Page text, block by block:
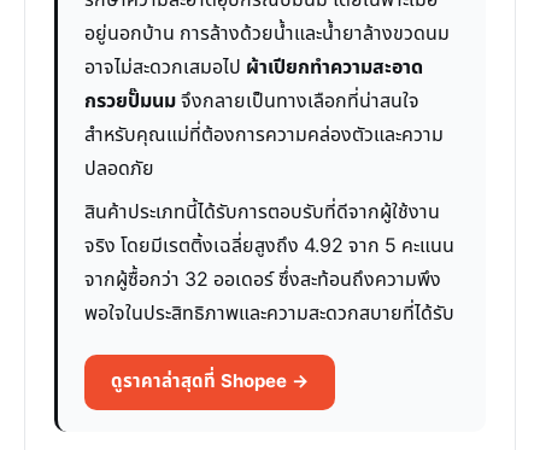
อยู่นอกบ้าน การล้างด้วยน้ำและน้ำยาล้างขวดนม
อาจไม่สะดวกเสมอไป ผ้าเปียกทำความสะอาด
กรวยปั๊มนมจึงกลายเป็นทางเลือกที่น่าสนใจ
สำหรับคุณแม่ที่ต้องการความคล่องตัวและความ
ปลอดภัย
สินค้าประเภทนี้ได้รับการตอบรับที่ดีจากผู้ใช้งาน
จริง โดยมีเรตติ้งเฉลี่ยสูงถึง 4.92 จาก 5 คะแนน
จากผู้ซื้อกว่า 32 ออเดอร์ ซึ่งสะท้อนถึงความพึง
พอใจในประสิทธิภาพและความสะดวกสบายที่ได้รับ
ดูราคาล่าสุดที่ Shopee →